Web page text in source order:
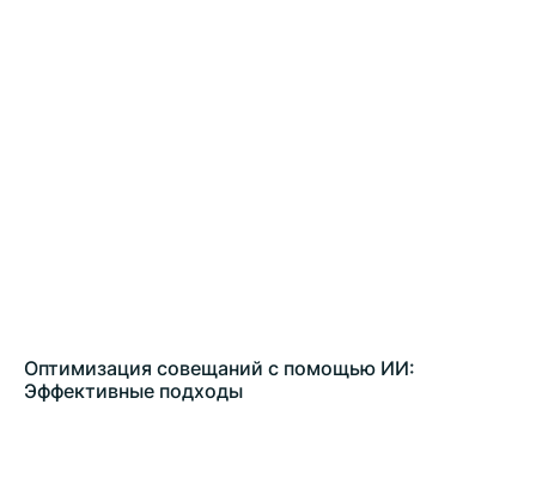
Оптимизация совещаний с помощью ИИ:
Эффективные подходы